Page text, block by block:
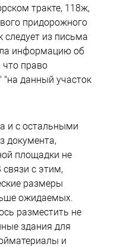
тракте, 118ж,
придорожного
следует из письма
информацию об
что право
"на данный участок
и с остальными
документа,
площадки не
с этим,
размеры
ожидаемых.
разместить не
здания для
и